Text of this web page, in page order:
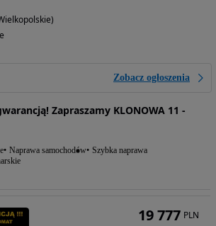
Zobacz ogłoszenia
Zapraszamy KLONOWA 11 -
Naprawa samochodów Szybka naprawa
19 777 PLN